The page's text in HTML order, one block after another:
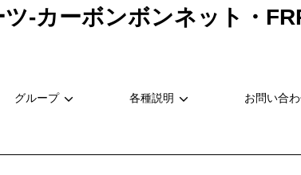
-カーボンボンネット・
グループ 各種説明 お問い合